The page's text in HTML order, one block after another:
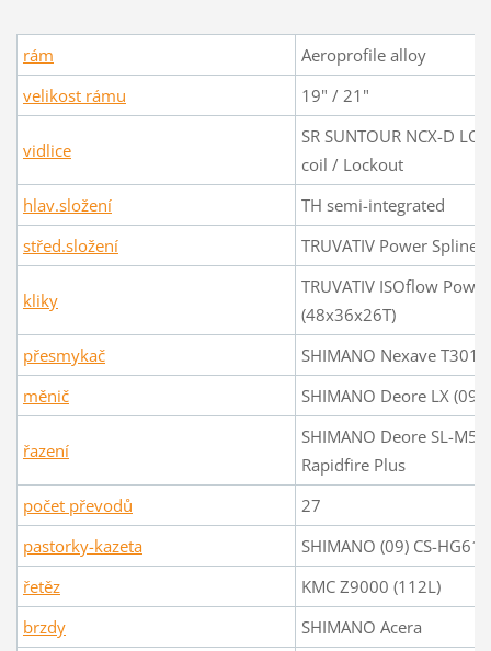
rám
Aeroprofile alloy
velikost rámu
19" / 21"
vidlice
SR SUNTOUR NCX-D
coil / Lockout
hlav.složení
TH semi-integrated
střed.složení
TRUVATIV Power Spline
kliky
TRUVATIV ISOflow
(48x36x26T)
přesmykač
SHIMANO Nexave T301
měnič
SHIMANO Deore LX (09)
řazení
SHIMANO Deore SL-
Rapidfire Plus
počet převodů
27
pastorky-kazeta
SHIMANO (09) CS-
řetěz
KMC Z9000 (112L)
brzdy
SHIMANO Acera